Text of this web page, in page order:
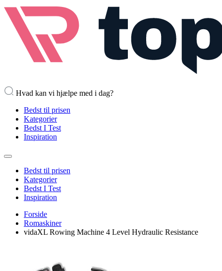
Hvad kan vi hjælpe med i dag?
Bedst til prisen
Kategorier
Bedst I Test
Inspiration
Bedst til prisen
Kategorier
Bedst I Test
Inspiration
Forside
Romaskiner
vidaXL Rowing Machine 4 Level Hydraulic Resistance